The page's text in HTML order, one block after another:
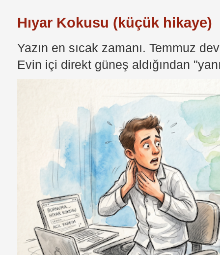
Hıyar Kokusu (küçük hikaye)
Yazın en sıcak zamanı. Temmuz
Evin içi direkt güneş aldığından